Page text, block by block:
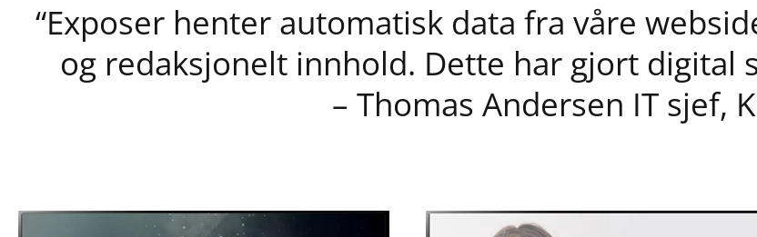
“Exposer henter automatisk data fra våre
og redaksjonelt innhold. Dette har gjort digital
– Thomas Andersen IT sjef,